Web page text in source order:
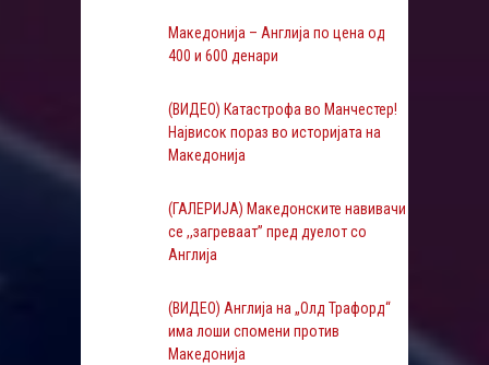
Македонија – Англија по цена од
400 и 600 денари
(ВИДЕО) Катастрофа во Манчестер!
Највисок пораз во историјата на
Македонија
(ГАЛЕРИЈА) Македонските навивачи
се ,,загреваат” пред дуелот со
Англија
(ВИДЕО) Англија на „Олд Трафорд“
има лоши спомени против
Македонија